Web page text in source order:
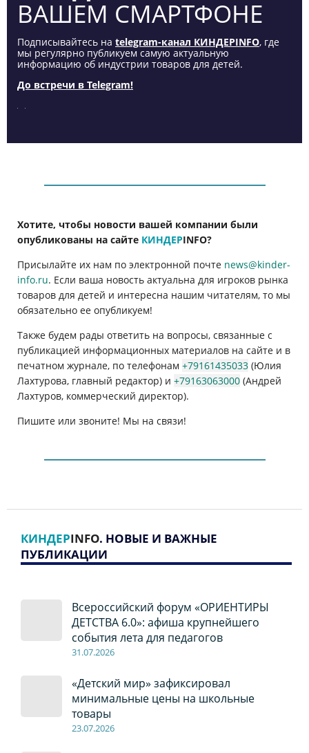
ВАШЕМ СМАРТФОНЕ
Подписывайтесь на telegram-канал КИНДЕРINFO, где
мы регулярно публикуем самую актуальную
информацию об индустрии товаров для детей.
До встречи в Telegram!
Хотите, чтобы новости вашей компании были
опубликованы на сайте КИНДЕРINFO?
Присылайте их нам по электронной почте news@kinder-
info.ru. Если ваша новость актуальна для игроков рынка
товаров для детей и интересна нашим читателям, то мы
обязательно ее опубликуем!
Также будем рады ответить на вопросы, связанные с
публикацией информационных материалов на сайте и в
печатном журнале, по телефонам +79161435033 (Юлия
Лахтурова, главный редактор) и +79163063000 (Андрей
Лахтуров, коммерческий директор).
Пишите или звоните! Мы на связи!
КИНДЕРINFO. НОВЫЕ И ВАЖНЫЕ
ПУБЛИКАЦИИ
Всероссийский форум «ОРИЕНТИРЫ
ДЕТСТВА 6.0»: афиша крупнейшего
события лета для педагогов
31.07.2026
«Детский мир» зафиксировал
минимальные цены на школьные
товары
23.07.2026